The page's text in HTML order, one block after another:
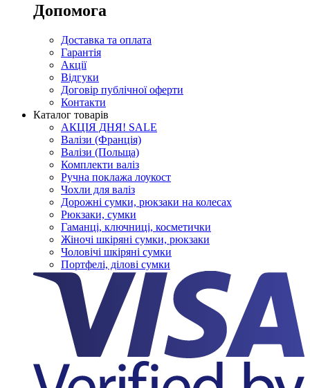
Допомога
Доставка та оплата
Гарантія
Акції
Відгуки
Договір публічної оферти
Контакти
Каталог товарів
АКЦІЯ ДНЯ! SALE
Валізи (Франція)
Валізи (Польща)
Комплекти валіз
Ручна поклажа лоукост
Чохли для валіз
Дорожні сумки, рюкзаки на колесах
Рюкзаки, сумки
Гаманці, ключниці, косметички
Жіночі шкіряні сумки, рюкзаки
Чоловічі шкіряні сумки
Портфелі, ділові сумки